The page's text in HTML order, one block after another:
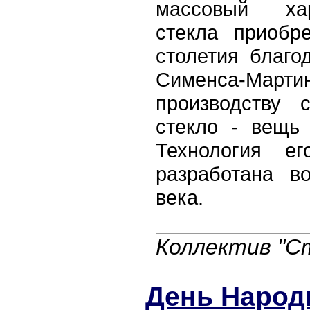
массовый
стекла
столетия
Сименса-
стекло - вещь
Технология
разработана
века.
Коллектив
День